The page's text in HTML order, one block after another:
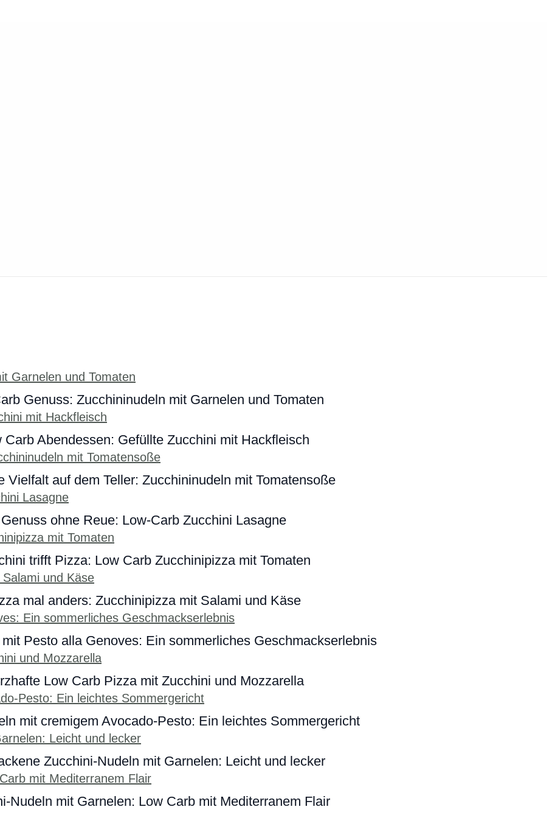
Genuss: Zucchininudeln mit Garnelen und Tomaten
Carb Abendessen: Gefüllte Zucchini mit Hackfleisch
Vielfalt auf dem Teller: Zucchininudeln mit Tomatensoße
Genuss ohne Reue: Low-Carb Zucchini Lasagne
trifft Pizza: Low Carb Zucchinipizza mit Tomaten
mal anders: Zucchinipizza mit Salami und Käse
Pesto alla Genoves: Ein sommerliches Geschmackserlebnis
Low Carb Pizza mit Zucchini und Mozzarella
mit cremigem Avocado-Pesto: Ein leichtes Sommergericht
Zucchini-Nudeln mit Garnelen: Leicht und lecker
Nudeln mit Garnelen: Low Carb mit Mediterranem Flair